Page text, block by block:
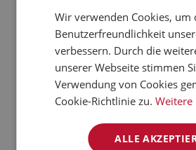
verarbeiten kann.
Jetzt mehr erfahren
Aktuelle News:
Wir verwenden Cookies, um
Benutzerfreundlichkeit
verbessern. Durch die
unserer Webseite stimmen
Verwendung von Cookies
Cookie-Richtlinie zu.
ALLE